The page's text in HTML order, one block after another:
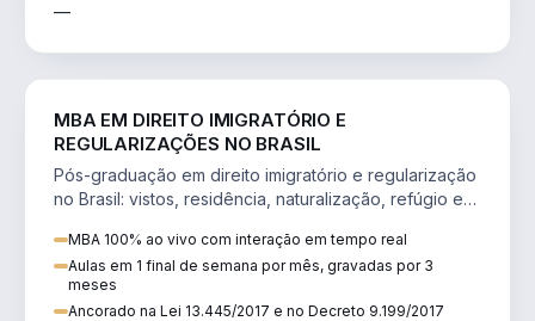
—
MBA EM DIREITO IMIGRATÓRIO E
REGULARIZAÇÕES NO BRASIL
Pós-graduação em direito imigratório e regularização
no Brasil: vistos, residência, naturalização, refúgio e
MBA 100% ao vivo com interação em tempo real
Aulas em 1 final de semana por mês, gravadas por 3
meses
Ancorado na Lei 13.445/2017 e no Decreto 9.199/2017